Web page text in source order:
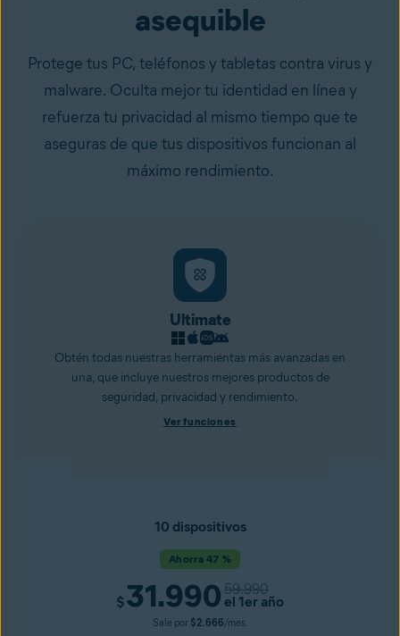
asequible
Protege tus PC, teléfonos y tabletas contra virus y
malware. Oculta mejor tu identidad en línea y
refuerza tu privacidad al mismo tiempo que te
aseguras de que tus dispositivos funcionan al
máximo rendimiento.
Ultimate
Obtén todas nuestras herramientas más avanzadas en
una, que incluye nuestros mejores productos de
seguridad, privacidad y rendimiento.
Ver funciones
10 dispositivos
Ahorra 47 %
$31.990 59.990
el 1er año
Sale por $2.666/mes.